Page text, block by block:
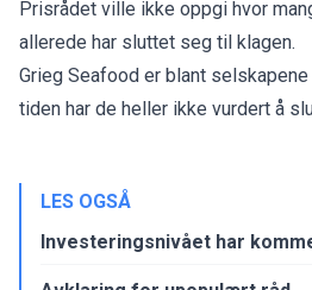
Prisrådet ville ikke oppgi hvor
allerede har sluttet seg til klagen.
Grieg Seafood er blant
tiden har de heller ikke vurdert å
LES OGSÅ
Investeringsnivået har